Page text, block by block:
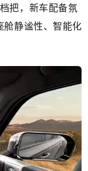
把，新车配备氛
舱静谧性、智能化